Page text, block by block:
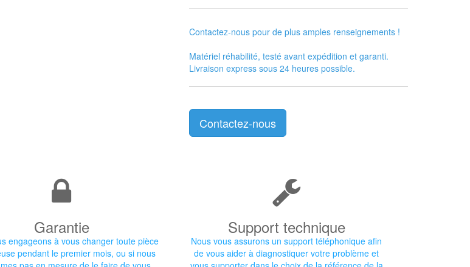
Contactez-nous pour de plus amples renseignements !
Matériel réhabilité, testé avant expédition et garanti.
Livraison express sous 24 heures possible.
Contactez-nous
Garantie
engageons à vous changer toute pièce
pendant le premier mois, ou si nous
Support technique
Nous vous assurons un support téléphonique afin
de vous aider à diagnostiquer votre problème et